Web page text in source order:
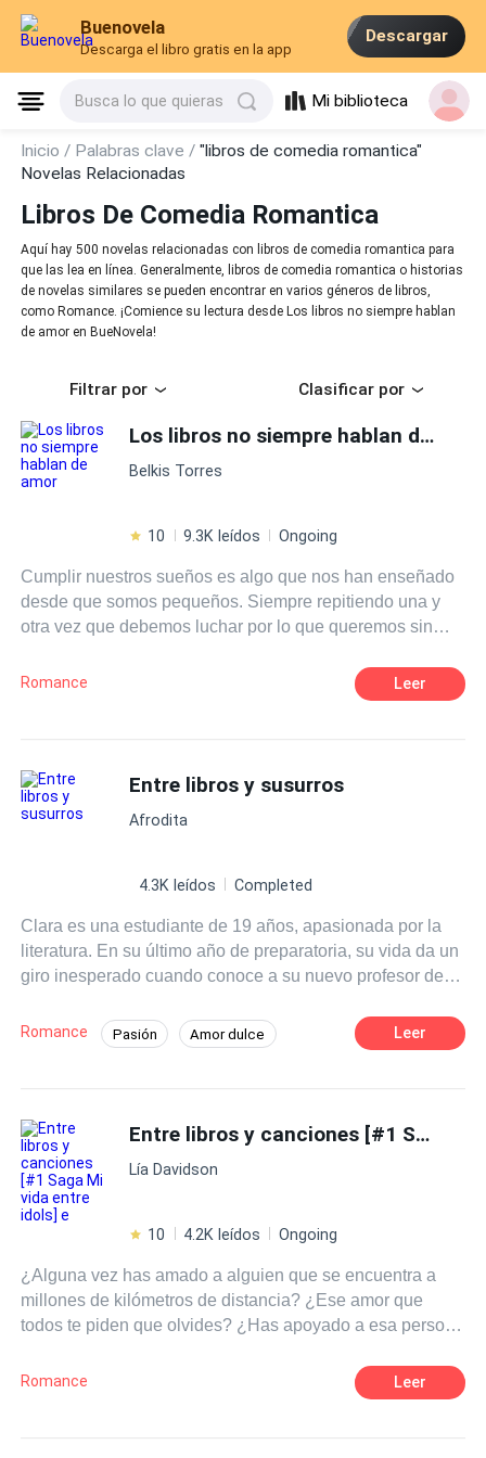
Buenovela
Descarga el libro gratis en la app
Descargar
Busca lo que quieras Mi biblioteca
Inicio / Palabras clave /"libros de comedia romantica"
Novelas Relacionadas
Libros De Comedia Romantica
Aquí hay 500 novelas relacionadas con libros de comedia romantica para
que las lea en línea. Generalmente, libros de comedia romantica o historias
de novelas similares se pueden encontrar en varios géneros de libros,
como Romance. ¡Comience su lectura desde Los libros no siempre hablan
de amor en BueNovela!
Filtrar por Clasificar por
Los libros no siempre hablan de amor
Belkis Torres
10 9.3K leídos Ongoing
Cumplir nuestros sueños es algo que nos han enseñado
desde que somos pequeños. Siempre repitiendo una y
otra vez que debemos luchar por lo que queremos sin
tenía en mente cuando se subió a un avión para ir al otro
extremo del país, para perseguir eso que tanto anhelaba.
cosas más, nuevas amistades, nuevos gustos, pero sobre
todo, algo sobre lo que solamente había escrito y leído: el
Romance Leer
Entre libros y susurros
Afrodita
4.3K leídos Completed
Clara es una estudiante de 19 años, apasionada por la
literatura. En su último año de preparatoria, su vida da un
giro inesperado cuando conoce a su nuevo profesor de
talentoso que despierta en ella una admiración profunda.
A medida que las clases avanzan Clara se siente cada
Romance Pasión Amor dulce
Primer Amor
Leer
Entre libros y canciones [#1 Saga Mi vida entre idols] e
Lía Davidson
10 4.2K leídos Ongoing
¿Alguna vez has amado a alguien que se encuentra a
millones de kilómetros de distancia? ¿Ese amor que
todos te piden que olvides? ¿Has apoyado a esa persona
a alguien imposible? Pues te diré algo, esa es la rutina
Romance Leer